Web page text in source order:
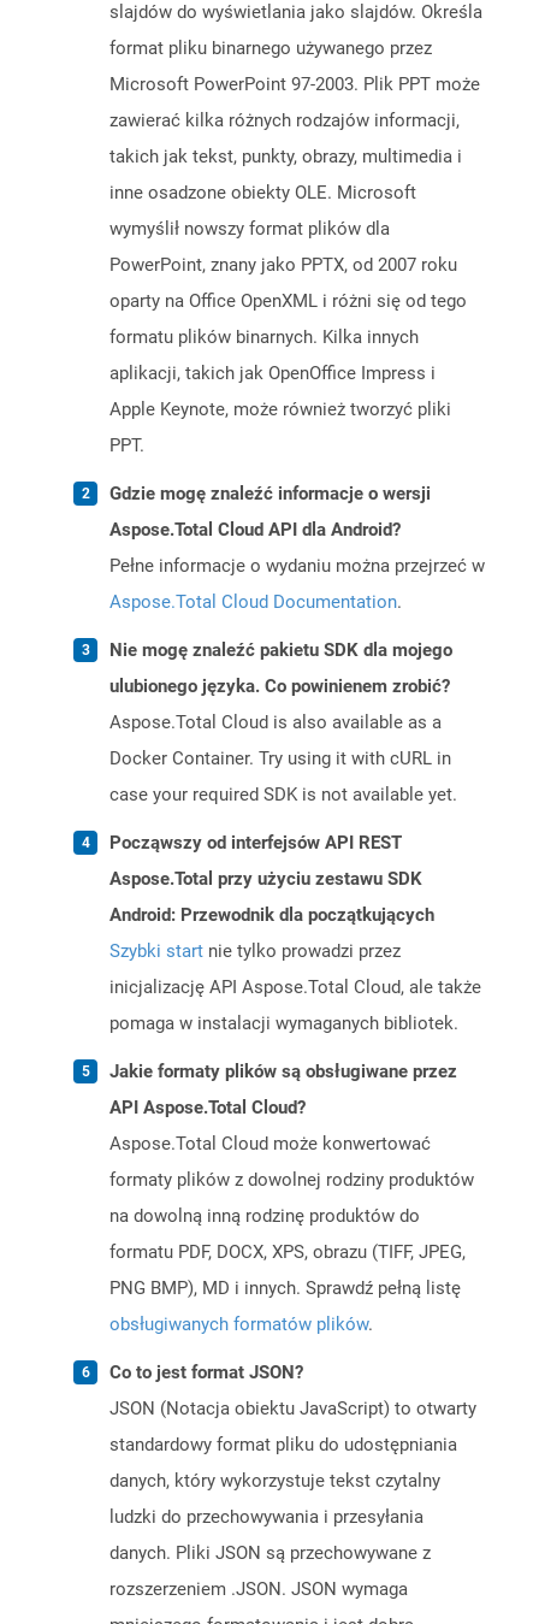
slajdów do wyświetlania jako slajdów. Określa
format pliku binarnego używanego przez
Microsoft PowerPoint 97-2003. Plik PPT może
zawierać kilka różnych rodzajów informacji,
takich jak tekst, punkty, obrazy, multimedia i
inne osadzone obiekty OLE. Microsoft
wymyślił nowszy format plików dla
PowerPoint, znany jako PPTX, od 2007 roku
oparty na Office OpenXML i różni się od tego
formatu plików binarnych. Kilka innych
aplikacji, takich jak OpenOffice Impress i
Apple Keynote, może również tworzyć pliki
PPT.
Gdzie mogę znaleźć informacje o wersji
Aspose.Total Cloud API dla Android?
Pełne informacje o wydaniu można przejrzeć w
Aspose.Total Cloud Documentation.
Nie mogę znaleźć pakietu SDK dla mojego
ulubionego języka. Co powinienem zrobić?
Aspose.Total Cloud is also available as a
Docker Container. Try using it with cURL in
case your required SDK is not available yet.
Począwszy od interfejsów API REST
Aspose.Total przy użyciu zestawu SDK
Android: Przewodnik dla początkujących
Szybki start nie tylko prowadzi przez
inicjalizację API Aspose.Total Cloud, ale także
pomaga w instalacji wymaganych bibliotek.
Jakie formaty plików są obsługiwane przez
API Aspose.Total Cloud?
Aspose.Total Cloud może konwertować
formaty plików z dowolnej rodziny produktów
na dowolną inną rodzinę produktów do
formatu PDF, DOCX, XPS, obrazu (TIFF, JPEG,
PNG BMP), MD i innych. Sprawdź pełną listę
obsługiwanych formatów plików.
Co to jest format JSON?
JSON (Notacja obiektu JavaScript) to otwarty
standardowy format pliku do udostępniania
danych, który wykorzystuje tekst czytalny
ludzki do przechowywania i przesyłania
danych. Pliki JSON są przechowywane z
rozszerzeniem .JSON. JSON wymaga